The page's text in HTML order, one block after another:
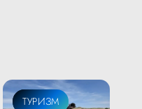
ЖКХ
ТУРИЗМ